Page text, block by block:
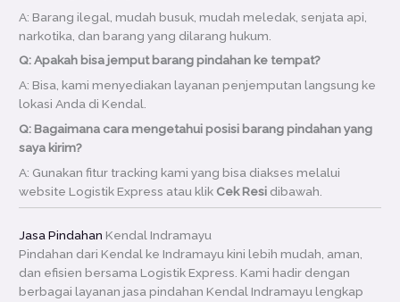
A: Barang ilegal, mudah busuk, mudah meledak, senjata api,
narkotika, dan barang yang dilarang hukum.
Q: Apakah bisa jemput barang pindahan ke tempat?
A: Bisa, kami menyediakan layanan penjemputan langsung ke
lokasi Anda di Kendal.
Q: Bagaimana cara mengetahui posisi barang pindahan yang
saya kirim?
A: Gunakan fitur tracking kami yang bisa diakses melalui
website Logistik Express atau klik Cek Resi dibawah.
Jasa Pindahan Kendal Indramayu
Pindahan dari Kendal ke Indramayu kini lebih mudah, aman,
dan efisien bersama Logistik Express. Kami hadir dengan
berbagai layanan jasa pindahan Kendal Indramayu lengkap